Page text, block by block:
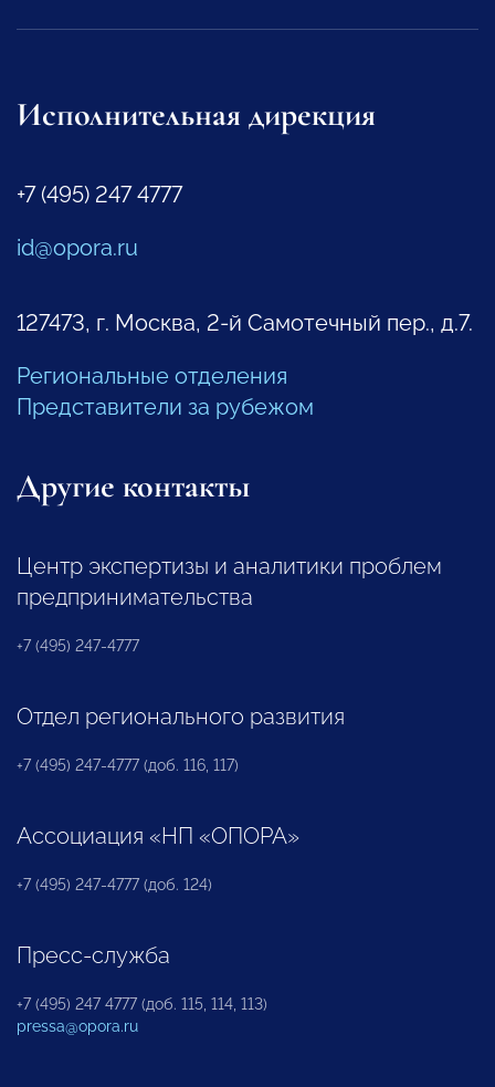
Исполнительная дирекция
+7 (495) 247 4777
id@opora.ru
127473, г. Москва, 2-й Самотечный пер., д.7.
Региональные отделения
Представители за рубежом
Другие контакты
Центр экспертизы и аналитики проблем
предпринимательства
+7 (495) 247-4777
Отдел регионального развития
+7 (495) 247-4777 (доб. 116, 117)
Ассоциация «НП «ОПОРА»
+7 (495) 247-4777 (доб. 124)
Пресс-служба
+7 (495) 247 4777 (доб. 115, 114, 113)
pressa@opora.ru